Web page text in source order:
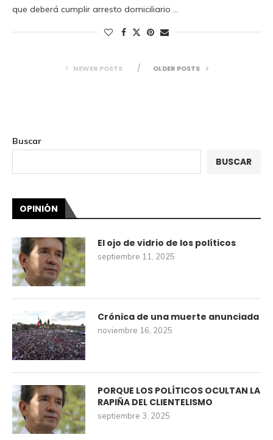
que deberá cumplir arresto domiciliario …
NEWER POSTS OLDER POSTS
Buscar
BUSCAR
OPINIÓN
El ojo de vidrio de los políticos
septiembre 11, 2025
Crónica de una muerte anunciada
noviembre 16, 2025
PORQUE LOS POLÍTICOS OCULTAN LA
RAPIÑA DEL CLIENTELISMO
septiembre 3, 2025